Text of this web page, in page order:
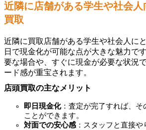
近隣に店舗がある学生や社会
買取
近隣に買取店舗がある学生や社会人に
日で現金化が可能な点が大きな魅力で
要な場合や、すぐに現金が必要な状況
ード感が重宝されます。
店頭買取の主なメリット
即日現金化：査定が完了すれば、そ
ことができます。
対面での安心感：スタッフと直接や